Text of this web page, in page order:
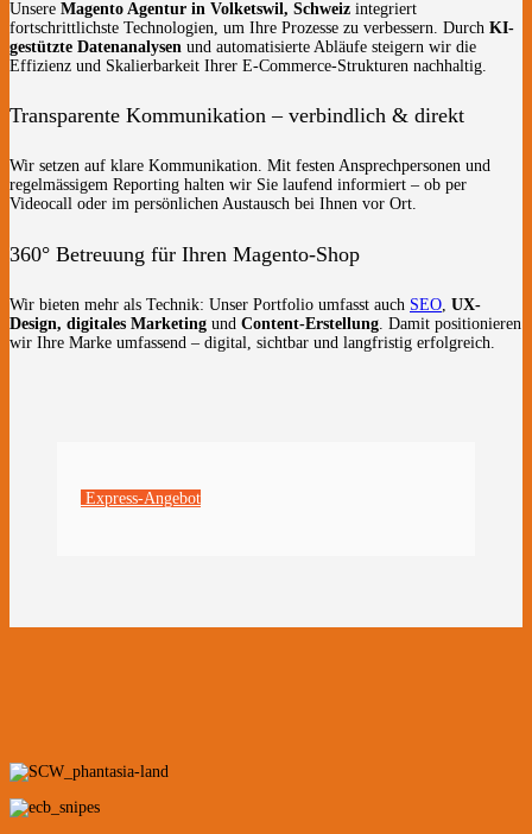
Unsere Magento Agentur in Volketswil, Schweiz integriert
fortschrittlichste Technologien, um Ihre Prozesse zu verbessern. Durch KI-
gestützte Datenanalysen und automatisierte Abläufe steigern wir die
Effizienz und Skalierbarkeit Ihrer E-Commerce-Strukturen nachhaltig.
Transparente Kommunikation – verbindlich & direkt
Wir setzen auf klare Kommunikation. Mit festen Ansprechpersonen und
regelmässigem Reporting halten wir Sie laufend informiert – ob per
Videocall oder im persönlichen Austausch bei Ihnen vor Ort.
360° Betreuung für Ihren Magento-Shop
Wir bieten mehr als Technik: Unser Portfolio umfasst auch SEO, UX-
Design, digitales Marketing und Content-Erstellung. Damit positionieren
wir Ihre Marke umfassend – digital, sichtbar und langfristig erfolgreich.
Express-Angebot